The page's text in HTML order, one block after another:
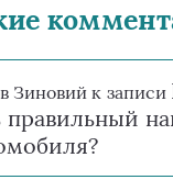
Зиновийк записи
правильный